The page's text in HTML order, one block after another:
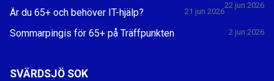
22 jun 2026
Är du 65+ och behöver IT-hjälp? 21 jun 2026
Sommarpingis för 65+ på Träffpunkten 2 jun 2026
SVÄRDSJÖ SOK